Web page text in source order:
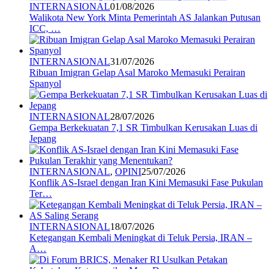
INTERNASIONAL01/08/2026
Walikota New York Minta Pemerintah AS Jalankan Putusan
ICC, …
INTERNASIONAL31/07/2026
Ribuan Imigran Gelap Asal Maroko Memasuki Perairan
Spanyol
INTERNASIONAL28/07/2026
Gempa Berkekuatan 7,1 SR Timbulkan Kerusakan Luas di
Jepang
INTERNASIONAL, OPINI25/07/2026
Konflik AS-Israel dengan Iran Kini Memasuki Fase Pukulan
Ter…
INTERNASIONAL18/07/2026
Ketegangan Kembali Meningkat di Teluk Persia, IRAN –
A…